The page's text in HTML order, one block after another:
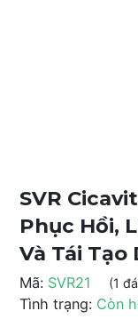
SVR
Phục Hồi,
Và Tái Tạo
Mã: SVR21 (1
Tình trạng: Còn